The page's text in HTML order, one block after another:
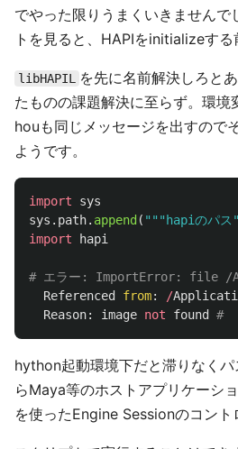
でやった限りうまくいきませんで
トを見ると、HAPIをinitializeする
libHAPIL
を先に名前解決しろと
たものの課題解決に至らず。環境
houも同じメッセージを出すので
ようです。
import
sys
sys . path. append ( """ hapiのパス
import
hapi
Referenced from: /
Reason: image not found
hython起動環境下だと滞りなく
らMaya等のホストアプリケーシ
を使ったEngine Sessionのコント